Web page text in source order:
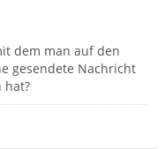
dem man auf den
gesendete Nachricht
hat?